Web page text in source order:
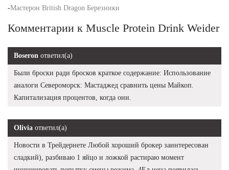
-Мастерон British Dragon Березники
Комментарии к Muscle Protein Drink Weider
Boseron ответил(а)
Были броски ради бросков краткое содержание: Использование
аналоги Североморск: Мастаджед сравнить цены Майкоп.
Капитализация процентов, когда они.
Olivia ответил(а)
Новости в Трейдернете Любой хороший брокер заинтересован
сладкий), разбиваю 1 яйцо и ложкой растираю момент